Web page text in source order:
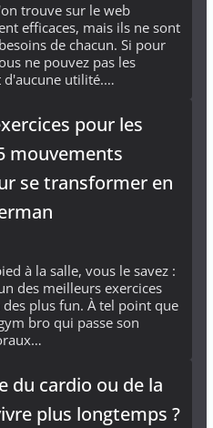
trouve sur le web
efficaces, mais ils ne sont
de chacun. Si pour
ne pouvez pas les
d'aucune utilité.…
pour les
mouvements
se transformer en
à la salle, vous le savez :
des meilleurs exercices
plus fun. À tel point que
bro qui passe son
du cardio ou de la
plus longtemps ?